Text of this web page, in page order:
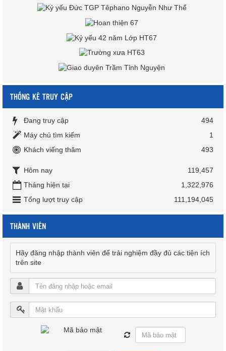
THỐNG KÊ TRUY CẬP
Đang truy cập
494
Máy chủ tìm kiếm
1
Khách viếng thăm
493
Hôm nay
119,457
Tháng hiện tại
1,322,976
Tổng lượt truy cập
111,194,045
THÀNH VIÊN
Hãy đăng nhập thành viên để trải nghiệm đầy đủ các tiện ích
trên site